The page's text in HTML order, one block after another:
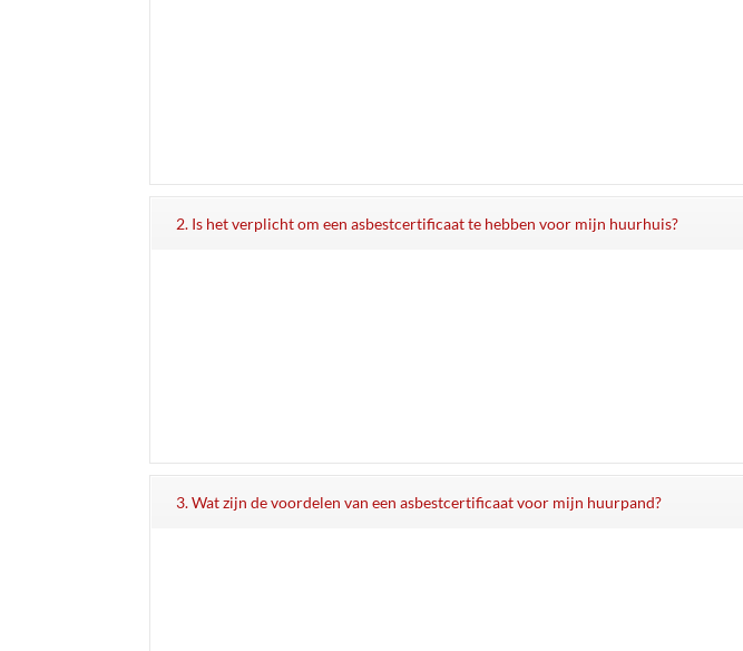
2. Is het verplicht om een asbestcertificaat te hebben voor mijn huurhuis?
3. Wat zijn de voordelen van een asbestcertificaat voor mijn huurpand?